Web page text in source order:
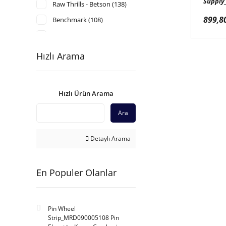
Raw Thrills - Betson (138)
Benchmark (108)
China (66)
Adrenaline Amusement
Andamiro (52)
M-Sky (46)
Hızlı Arama
Hızlı Ürün Arama
Ara
Detaylı Arama
En Populer Olanlar
Pin Wheel
Strip_MRD090005108 Pin
12Volt